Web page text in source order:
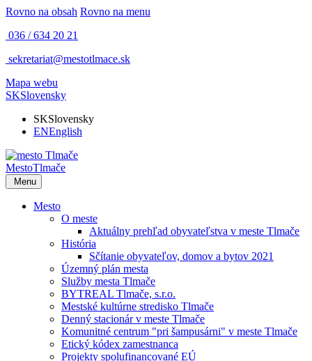
Rovno na obsah Rovno na menu
036 / 634 20 21
sekretariat@mestotlmace.sk
Mapa webu
SKSlovensky
SKSlovensky
ENEnglish
MestoTlmače
Menu
Mesto
O meste
Aktuálny prehľad obyvateľstva v meste Tlmače
História
Sčítanie obyvateľov, domov a bytov 2021
Územný plán mesta
Služby mesta Tlmače
BYTREAL Tlmače, s.r.o.
Mestské kultúrne stredisko Tlmače
Denný stacionár v meste Tlmače
Komunitné centrum "pri šampusárni" v meste Tlmače
Etický kódex zamestnanca
Projekty spolufinancované EÚ